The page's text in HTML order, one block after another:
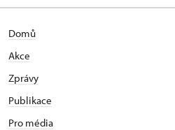
Domů
Akce
Zprávy
Publikace
Pro média